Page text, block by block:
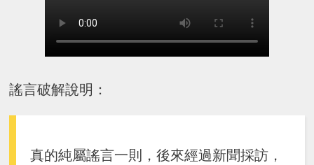
謠言破解說明：
真的純屬謠言一則，後來經過新聞採訪，